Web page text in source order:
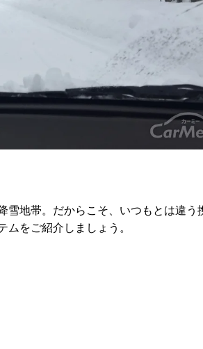
雪地帯。だからこそ、いつもとは違う
をご紹介しましょう。